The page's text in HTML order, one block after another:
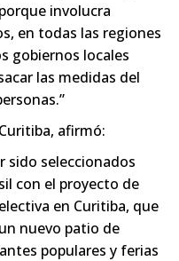
involucra
en todas las regiones
gobiernos locales
las medidas del
afirmó:
sido seleccionados
con el proyecto de
en Curitiba, que
nuevo patio de
populares y ferias